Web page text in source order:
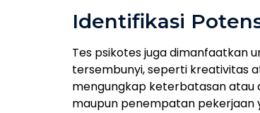
Identifikasi
Tes psikotes juga dimanfaatkan
tersembunyi, seperti kreativitas
mengungkap keterbatasan atau
maupun penempatan pekerjaan